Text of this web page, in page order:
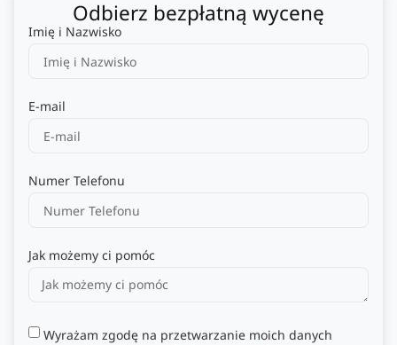
Odbierz bezpłatną wycenę
Imię i Nazwisko
E-mail
Numer Telefonu
Jak możemy ci pomóc
Wyrażam zgodę na przetwarzanie moich danych